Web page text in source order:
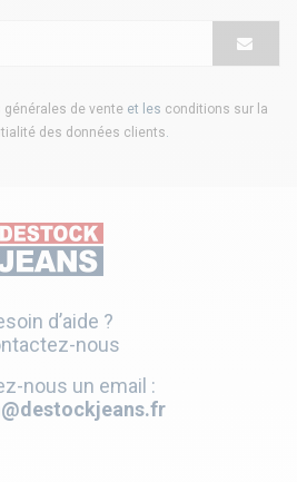
générales de vente et les conditions sur la
des données clients
d’aide ?
nous
nous un email :